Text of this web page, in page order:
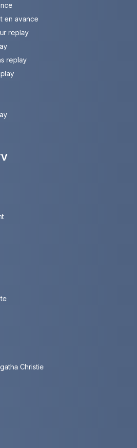
en avance
replay
replay
Christie